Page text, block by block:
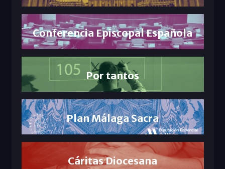
Conferencia Episcopal Española
Por tantos
Plan Málaga Sacra
Cáritas Diocesana